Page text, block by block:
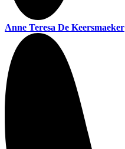
Anne Teresa De Keersmaeker